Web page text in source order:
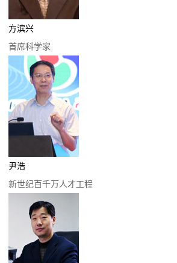
方滨兴
首席科学家
尹浩
新世纪百千万人才工程